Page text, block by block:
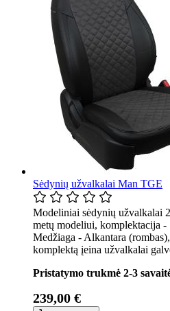
Sėdynių užvalkalai Man TGE
Modeliniai sėdynių užvalkalai
metų modeliui, komplektacija -
Medžiaga - Alkantara
komplektą įeina užvalkalai
Pristatymo trukmė 2-3
239,00 €